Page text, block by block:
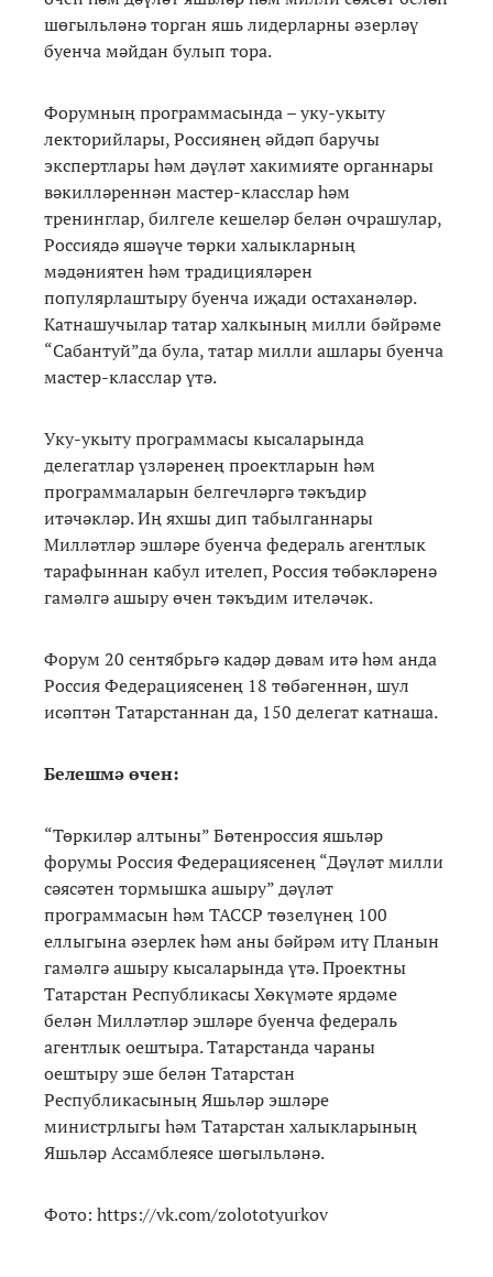
шөгыльләнә торган яшь лидерларны әзерләү
буенча мәйдан булып тора.
Форумның программасында – уку-укыту
лекторийлары, Россиянең әйдәп баручы
экспертлары һәм дәүләт хакимияте органнары
вәкилләреннән мастер-класслар һәм
тренинглар, билгеле кешеләр белән очрашулар,
Россиядә яшәүче төрки халыкларның
мәдәниятен һәм традицияләрен
популярлаштыру буенча иҗади остаханәләр.
Катнашучылар татар халкының милли бәйрәме
“Сабантуй”да була, татар милли ашлары буенча
мастер-класслар үтә.
Уку-укыту программасы кысаларында
делегатлар үзләренең проектларын һәм
программаларын белгечләргә тәкъдир
итәчәкләр. Иң яхшы дип табылганнары
Милләтләр эшләре буенча федераль агентлык
тарафыннан кабул ителеп, Россия төбәкләренә
гамәлгә ашыру өчен тәкъдим ителәчәк.
Форум 20 сентябрьгә кадәр дәвам итә һәм анда
Россия Федерациясенең 18 төбәгеннән, шул
исәптән Татарстаннан да, 150 делегат катнаша.
Белешмә өчен:
“Төркиләр алтыны” Бөтенроссия яшьләр
форумы Россия Федерациясенең “Дәүләт милли
сәясәтен тормышка ашыру” дәүләт
программасын һәм ТАССР төзелүнең 100
еллыгына әзерлек һәм аны бәйрәм итү Планын
гамәлгә ашыру кысаларында үтә. Проектны
Татарстан Республикасы Хөкүмәте ярдәме
белән Милләтләр эшләре буенча федераль
агентлык оештыра. Татарстанда чараны
оештыру эше белән Татарстан
Республикасының Яшьләр эшләре
министрлыгы һәм Татарстан халыкларының
Яшьләр Ассамблеясе шөгыльләнә.
Фото: https://vk.com/zolototyurkov